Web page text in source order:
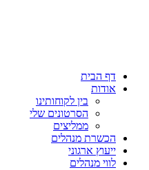
דף הבית
אודות
בין לקוחותינו
הסרטונים שלי
ממליצים
הכשרת מנהלים
ייעוץ ארגוני
לווי מנהלים